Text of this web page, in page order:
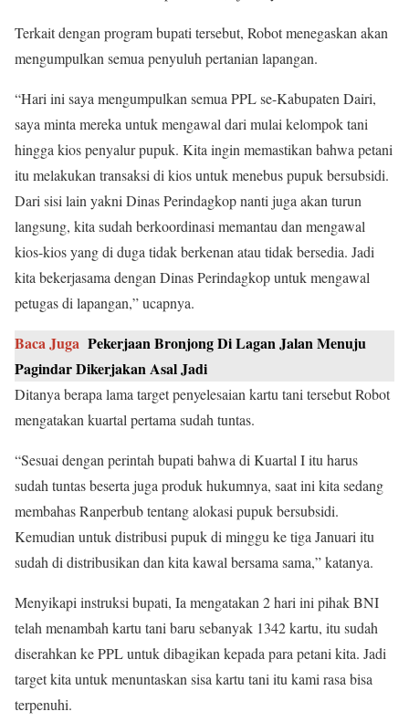
Terkait dengan program bupati tersebut, Robot menegaskan akan
mengumpulkan semua penyuluh pertanian lapangan.
“Hari ini saya mengumpulkan semua PPL se-Kabupaten Dairi,
saya minta mereka untuk mengawal dari mulai kelompok tani
hingga kios penyalur pupuk. Kita ingin memastikan bahwa petani
itu melakukan transaksi di kios untuk menebus pupuk bersubsidi.
Dari sisi lain yakni Dinas Perindagkop nanti juga akan turun
langsung, kita sudah berkoordinasi memantau dan mengawal
kios-kios yang di duga tidak berkenan atau tidak bersedia. Jadi
kita bekerjasama dengan Dinas Perindagkop untuk mengawal
petugas di lapangan,” ucapnya.
Baca Juga Pekerjaan Bronjong Di Lagan Jalan Menuju
Pagindar Dikerjakan Asal Jadi
Ditanya berapa lama target penyelesaian kartu tani tersebut Robot
mengatakan kuartal pertama sudah tuntas.
“Sesuai dengan perintah bupati bahwa di Kuartal I itu harus
sudah tuntas beserta juga produk hukumnya, saat ini kita sedang
membahas Ranperbub tentang alokasi pupuk bersubsidi.
Kemudian untuk distribusi pupuk di minggu ke tiga Januari itu
sudah di distribusikan dan kita kawal bersama sama,” katanya.
Menyikapi instruksi bupati, Ia mengatakan 2 hari ini pihak BNI
telah menambah kartu tani baru sebanyak 1342 kartu, itu sudah
diserahkan ke PPL untuk dibagikan kepada para petani kita. Jadi
target kita untuk menuntaskan sisa kartu tani itu kami rasa bisa
terpenuhi.